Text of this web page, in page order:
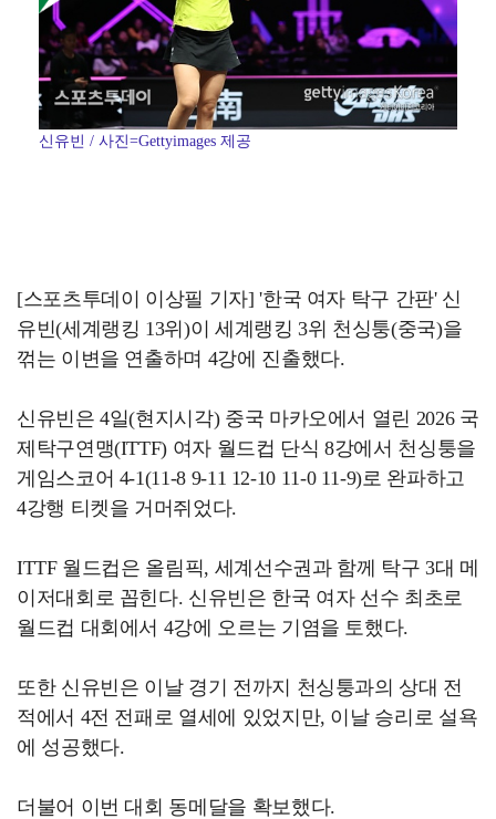
신유빈 / 사진=Gettyimages 제공
[스포츠투데이 이상필 기자] '한국 여자 탁구 간판' 신
유빈(세계랭킹 13위)이 세계랭킹 3위 천싱퉁(중국)을
꺾는 이변을 연출하며 4강에 진출했다.
신유빈은 4일(현지시각) 중국 마카오에서 열린 2026 국
제탁구연맹(ITTF) 여자 월드컵 단식 8강에서 천싱퉁을
게임스코어 4-1(11-8 9-11 12-10 11-0 11-9)로 완파하고
4강행 티켓을 거머쥐었다.
ITTF 월드컵은 올림픽, 세계선수권과 함께 탁구 3대 메
이저대회로 꼽힌다. 신유빈은 한국 여자 선수 최초로
월드컵 대회에서 4강에 오르는 기염을 토했다.
또한 신유빈은 이날 경기 전까지 천싱퉁과의 상대 전
적에서 4전 전패로 열세에 있었지만, 이날 승리로 설욕
에 성공했다.
더불어 이번 대회 동메달을 확보했다.